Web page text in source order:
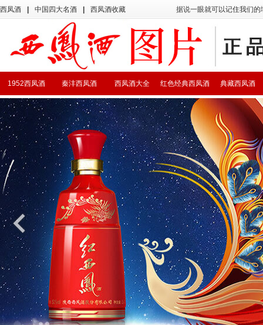
西凤酒 中国四大名酒 西凤酒收藏 据说一眼就可以记住我们
典藏西凤酒
红色经典西凤酒
西凤酒大全
秦沣西凤酒
1952西凤酒